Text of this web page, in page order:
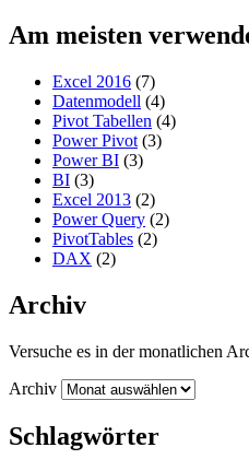
Am meisten
Excel 2016 (7)
Datenmodell (4)
Pivot Tabellen (4)
Power Pivot (3)
Power BI (3)
BI (3)
Excel 2013 (2)
Power Query (2)
PivotTables (2)
DAX (2)
Archiv
Versuche es in der monatlichen
Archiv
Schlagwörter